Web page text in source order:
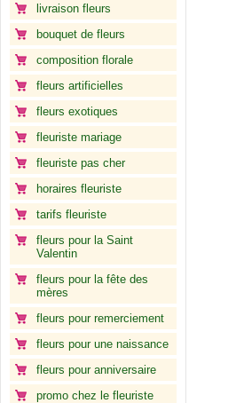
livraison fleurs
bouquet de fleurs
composition florale
fleurs artificielles
fleurs exotiques
fleuriste mariage
fleuriste pas cher
horaires fleuriste
tarifs fleuriste
fleurs pour la Saint
Valentin
fleurs pour la fête des
mères
fleurs pour remerciement
fleurs pour une naissance
fleurs pour anniversaire
promo chez le fleuriste